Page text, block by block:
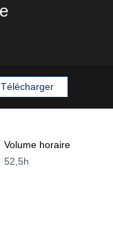
Télécharger
Volume horaire
52,5h